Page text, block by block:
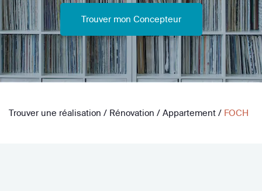
Trouver mon Concepteur
Trouver une réalisation / Rénovation / Appartement / FOCH